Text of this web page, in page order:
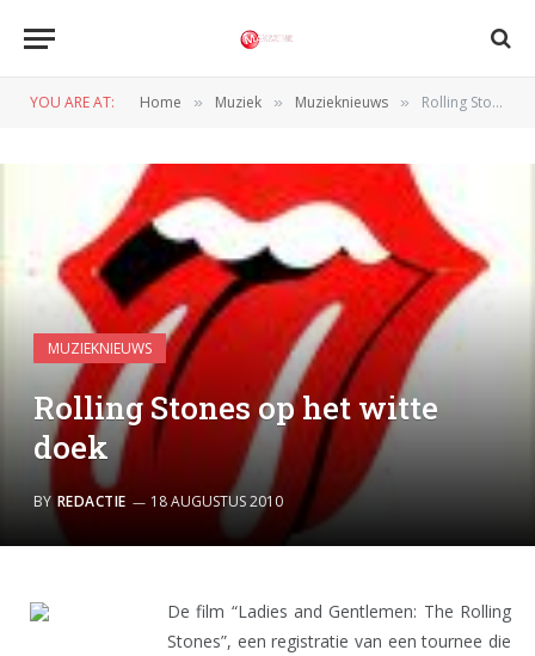
YOU ARE AT: Home » Muziek » Muzieknieuws » Rolling Stones op het witte doek
MUZIEKNIEUWS
Rolling Stones op het witte
doek
BY REDACTIE 18 AUGUSTUS 2010
De film “Ladies and Gentlemen: The Rolling
Stones”, een registratie van een tournee die